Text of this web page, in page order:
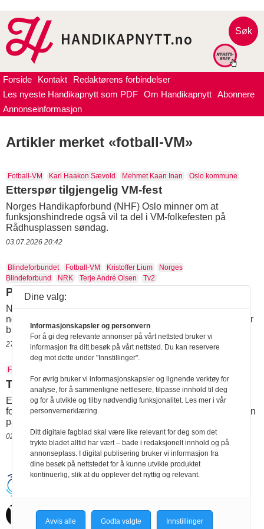
Søk
Forside Kontakt
Redaktørens forbindelser
Les nyeste Handikapnytt som PDF Om Handikapnytt Abonnere
Annonseinformasjon
Artikler merket «fotball-VM»
Fotball-VM Karl Haakon Sævold Mehmet Kaan Inan Oslo kommune
Etterspør tilgjengelig VM-fest
Norges Handikapforbund (NHF) Oslo minner om at
funksjonshindrede også vil ta del i VM-folkefesten på
Rådhusplassen søndag.
03.07.2026 20:42
Blindeforbundet Fotball-VM Kristoffer Lium
Norges
Blindeforbund
NRK Terje André Olsen Tv2
Presentasjon av VM-lag provoserer
NRK og TV2 får kritikk for å ha presentert uttaket av den
norske troppen til fotball VM i en form som ikke var mulig for
blinde og synshemmede å få med seg.
27.05.2026 11:11
FIFA
Tause om tilgjengelige VM-billetter
En veldedighetsorganisasjon for funksjonshindrede
fotballfans kaller usikkerhet som har oppstått rundt tilgangen
på billetter til fotball-VM for «uakseptabel».
02.01.2026 08:21
post@handikapnytt.no |Frontrunner
Publishing
Personvernerklæring
Dine valg:
Informasjonskapsler og personvern
For å gi deg relevante annonser på vårt nettsted bruker vi
informasjon fra ditt besøk på vårt nettsted. Du kan reservere
deg mot dette under "Innstillinger".
For øvrig bruker vi informasjonskapsler og lignende verktøy for
analyse, for å sammenligne nettlesere, tilpasse innhold til deg
og for å utvikle og tilby nødvendig funksjonalitet. Les mer i vår
personvernerklæring.
Ditt digitale fagblad skal være like relevant for deg som det
trykte bladet alltid har vært – bade i redaksjonelt innhold og på
annonseplass. I digital publisering bruker vi informasjon fra
dine besøk på nettstedet for å kunne utvikle produktet
kontinuerlig, slik at du opplever det nyttig og relevant.
Avvis alle Godta valgte Innstillinger